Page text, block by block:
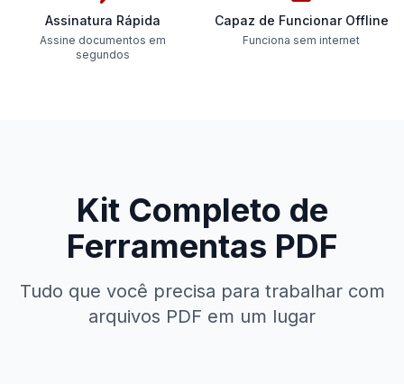
Assinatura Rápida
Assine documentos em
segundos
Capaz de Funcionar Offline
Funciona sem internet
Kit Completo de
Ferramentas PDF
Tudo que você precisa para trabalhar com
arquivos PDF em um lugar